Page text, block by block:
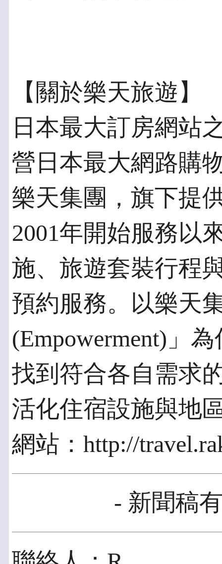
【關於樂天旅遊】
日本最大訂房網站
營日本最大網路購
樂天集團，旗下提
2001年開始服務以
施、旅遊套裝行程
預約服務。以樂天
(Empowerment)」
找到符合各自需求
活化住宿設施與地
網站：http://
- 新聞稿